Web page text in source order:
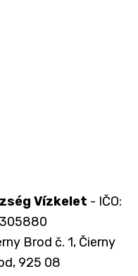
Vízkelet - IČO:
Brod č. 1, Čierny
925 08